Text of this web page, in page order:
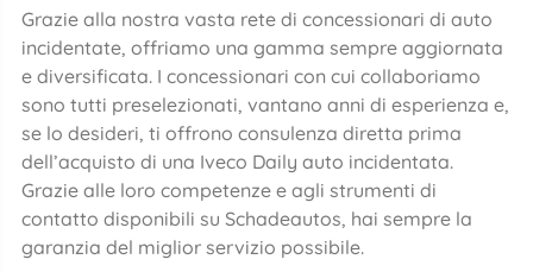
Grazie alla nostra vasta rete di concessionari di auto
incidentate, offriamo una gamma sempre aggiornata
e diversificata. I concessionari con cui collaboriamo
sono tutti preselezionati, vantano anni di esperienza e,
se lo desideri, ti offrono consulenza diretta prima
dell’acquisto di una Iveco Daily auto incidentata.
Grazie alle loro competenze e agli strumenti di
contatto disponibili su Schadeautos, hai sempre la
garanzia del miglior servizio possibile.